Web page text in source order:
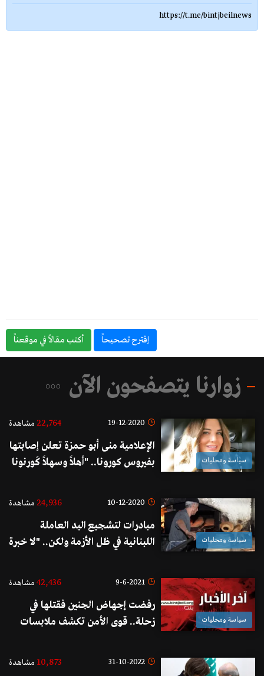
https://t.me/bintjbeilnews
إقترح تصحيحاً أكتب مقالاً في موقعناً
زوارنا يتصفحون الآن
سياسة ومحليات
19-12-2020
22,764 مشاهدة
الإعلامية منى أبو حمزة تعلن إصابتها
بفيروس كورونا.. "أهلاً وسهلاً كَورنونا
سياسة ومحليات
10-12-2020
24,936 مشاهدة
مبادرات لتشجيع اليد العاملة
اللبنانية في ظل الأزمة ولكن.. "لا خبرة
عشرات السنوات عن القيام بالأعمال
سياسة ومحليات
9-6-2021
42,436 مشاهدة
رفضت إجهاض الجنين فقتلها في
زحلة.. قوى الأمن تكشف ملابسات
31-10-2022
10,873 مشاهدة